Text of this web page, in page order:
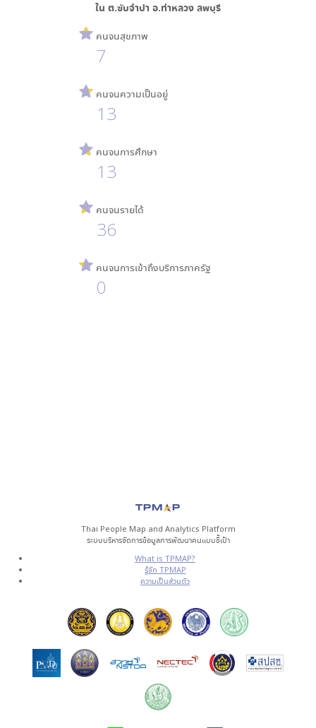
ใน ต.ซับจำปา อ.ท่าหลวง ลพบุรี
คนจนสุขภาพ
7
คนจนความเป็นอยู่
13
คนจนการศึกษา
13
คนจนรายได้
36
คนจนการเข้าถึงบริการภาครัฐ
0
Thai People Map and Analytics Platform
ระบบบริหารจัดการข้อมูลการพัฒนาคนแบบชี้เป้า
What is TPMAP?
รู้จัก TPMAP
ความเป็นส่วนตัว